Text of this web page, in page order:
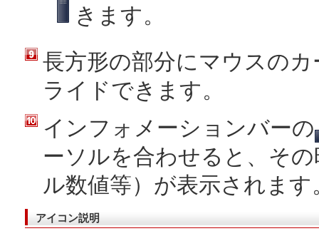
きます。
長方形の部分にマウスの
ライドできます。
インフォメーションバーの
ーソルを合わせると、そ
ル数値等）が表示されます
アイコン説明